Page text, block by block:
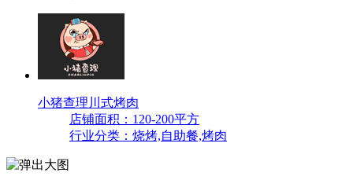
小猪查理川式烤肉
店铺面积：120-200平方
行业分类：烧烤,自助餐,烤肉